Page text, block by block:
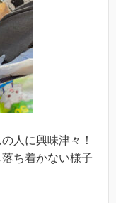
人に興味津々！
ち着かない様子